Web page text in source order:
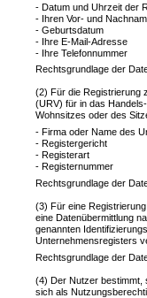
- Datum und Uhrzeit der
- Ihren Vor- und
- Geburtsdatum
- Ihre E-Mail-Adresse
- Ihre Telefonnummer
Rechtsgrundlage der
(2) Für die Registrierung
(URV) für in das
Wohnsitzes oder des
- Firma oder Name des
- Registergericht
- Registerart
- Registernummer
Rechtsgrundlage der
(3) Für eine
eine Datenübermittlung
genannten
Unternehmensregisters
Rechtsgrundlage der
(4) Der Nutzer bestimmt,
sich als